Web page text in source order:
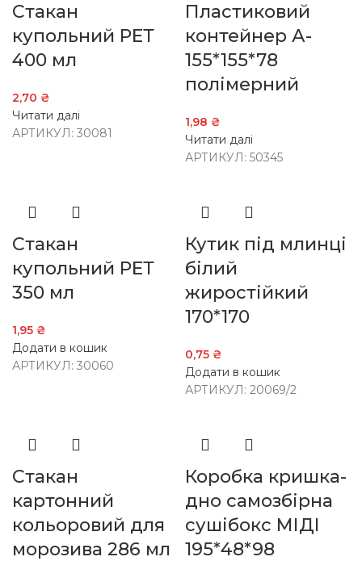
Стакан
купольний РЕТ
400 мл
2,70 ₴
Читати далі
АРТИКУЛ: 30081
Пластиковий
контейнер А-
155*155*78
полімерний
1,98 ₴
Читати далі
АРТИКУЛ: 50345
Стакан
купольний РЕТ
350 мл
1,95 ₴
Додати в кошик
АРТИКУЛ: 30060
Кутик під млинці
білий
жиростійкий
170*170
0,75 ₴
Додати в кошик
АРТИКУЛ: 20069/2
Стакан
картонний
кольоровий для
морозива 286 мл
Коробка кришка-
дно самозбірна
сушібокс МІДІ
195*48*98